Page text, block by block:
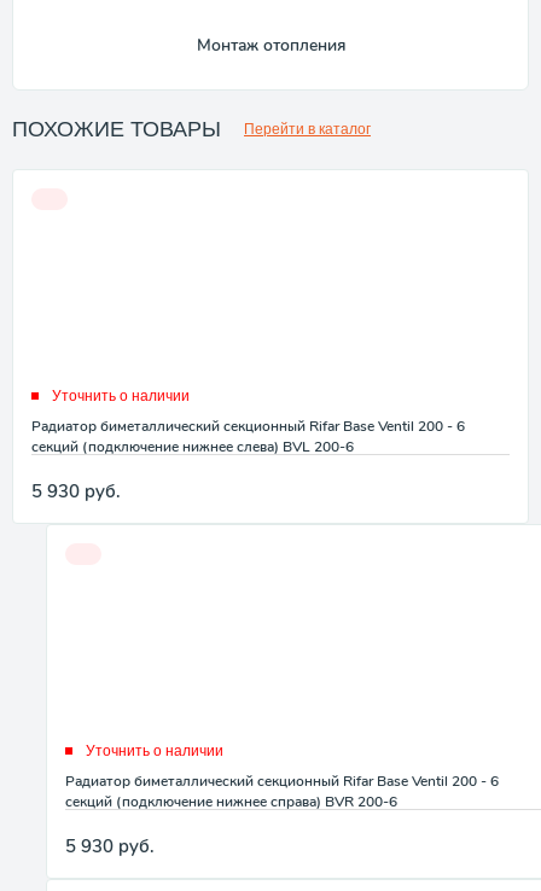
Монтаж отопления
ПОХОЖИЕ ТОВАРЫ Перейти в каталог
Уточнить о наличии
Радиатор биметаллический секционный Rifar Base Ventil 200 - 6
секций (подключение нижнее слева) BVL 200-6
5 930 руб.
Уточнить о наличии
Радиатор биметаллический секционный Rifar Base Ventil 200 - 6
секций (подключение нижнее справа) BVR 200-6
5 930 руб.